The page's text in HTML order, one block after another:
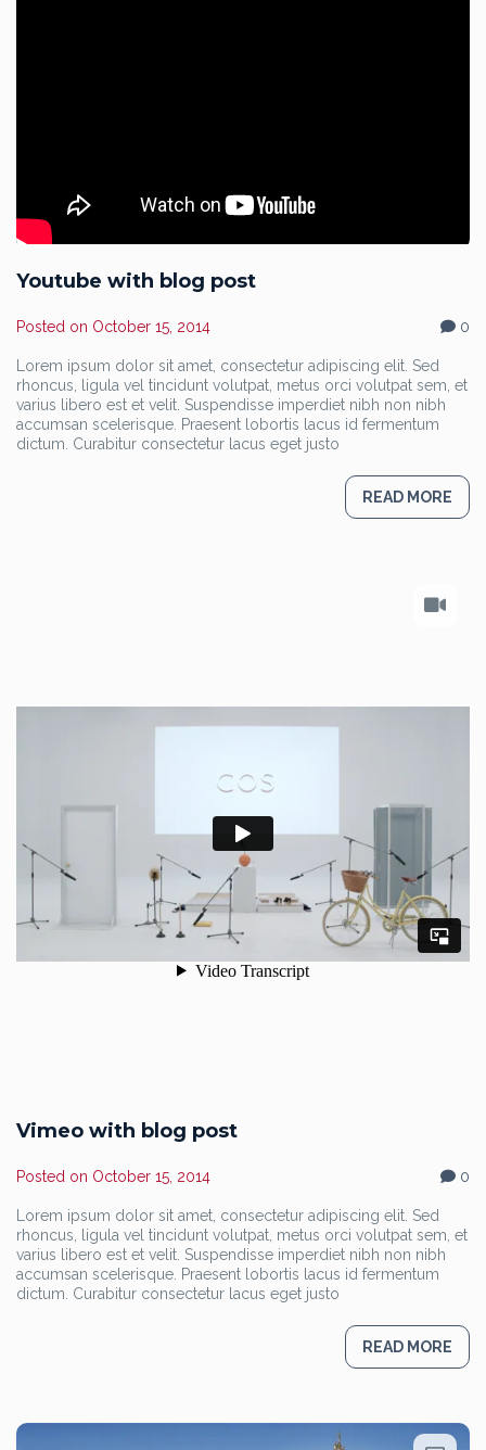
Youtube with blog post
Posted on October 15, 2014 0
Lorem ipsum dolor sit amet, consectetur adipiscing elit. Sed
rhoncus, ligula vel tincidunt volutpat, metus orci volutpat sem, et
varius libero est et velit. Suspendisse imperdiet nibh non nibh
accumsan scelerisque. Praesent lobortis lacus id fermentum
dictum. Curabitur consectetur lacus eget justo
READ MORE
Vimeo with blog post
Posted on October 15, 2014 0
Lorem ipsum dolor sit amet, consectetur adipiscing elit. Sed
rhoncus, ligula vel tincidunt volutpat, metus orci volutpat sem, et
varius libero est et velit. Suspendisse imperdiet nibh non nibh
accumsan scelerisque. Praesent lobortis lacus id fermentum
dictum. Curabitur consectetur lacus eget justo
READ MORE